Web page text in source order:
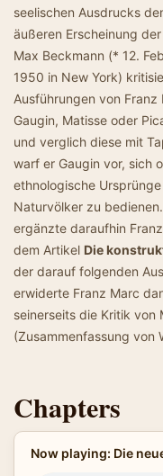
seelischen Ausdrucks
äußeren Erscheinung
Max Beckmann (* 12.
1950 in New York)
Ausführungen von
Gaugin, Matisse oder
und verglich diese mit
warf er Gaugin vor, sich
ethnologische
Naturvölker zu
ergänzte daraufhin
dem Artikel Die
der darauf folgenden
erwiderte Franz Marc
seinerseits die Kritik von
(Zusammenfassung von
Chapters
Now playing: Die